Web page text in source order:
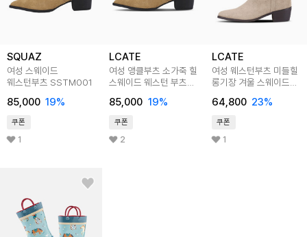
SQUAZ
여성 스웨이드
웨스턴부츠 SSTM001
85,000 19%
쿠폰
1
LCATE
여성 앵클부츠 소가죽 힐
스웨이드 웨스턴 부츠
85,000 19%
쿠폰
2
LCATE
여성 웨스턴부츠 미들힐
롱기장 겨울 스웨이드
64,800 23%
쿠폰
1